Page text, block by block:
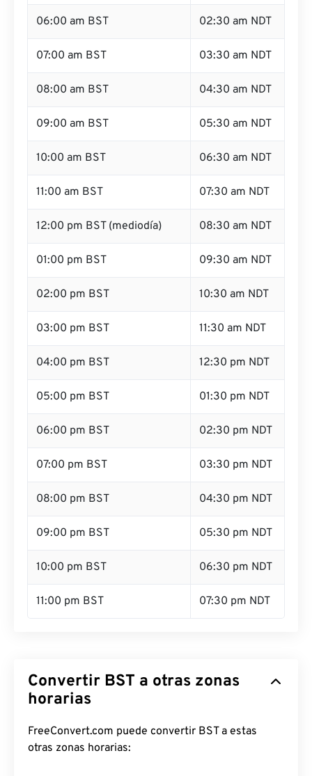
06:00 am BST 02:30 am NDT
07:00 am BST 03:30 am NDT
08:00 am BST 04:30 am NDT
09:00 am BST 05:30 am NDT
10:00 am BST 06:30 am NDT
11:00 am BST 07:30 am NDT
12:00 pm BST (mediodía) 08:30 am NDT
01:00 pm BST 09:30 am NDT
02:00 pm BST 10:30 am NDT
03:00 pm BST 11:30 am NDT
04:00 pm BST 12:30 pm NDT
05:00 pm BST 01:30 pm NDT
06:00 pm BST 02:30 pm NDT
07:00 pm BST 03:30 pm NDT
08:00 pm BST 04:30 pm NDT
09:00 pm BST 05:30 pm NDT
10:00 pm BST 06:30 pm NDT
11:00 pm BST 07:30 pm NDT
Convertir BST a otras zonas
horarias
FreeConvert.com puede convertir BST a estas
otras zonas horarias: